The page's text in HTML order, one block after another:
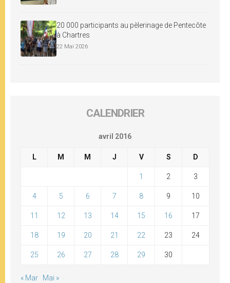
20 000 participants au pèlerinage de Pentecôte
à Chartres
22 Mai 2026
CALENDRIER
avril 2016
L M M J V S D
1 2 3
4 5 6 7 8 9 10
11 12 13 14 15 16 17
18 19 20 21 22 23 24
25 26 27 28 29 30
« Mar Mai »